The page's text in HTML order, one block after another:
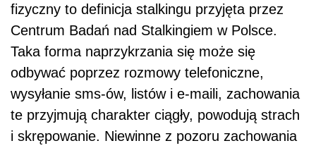
fizyczny to definicja stalkingu przyjęta przez
Centrum Badań nad Stalkingiem w Polsce.
Taka forma naprzykrzania się może się
odbywać poprzez rozmowy telefoniczne,
wysyłanie sms-ów, listów i e-maili, zachowania
te przyjmują charakter ciągły, powodują strach
i skrępowanie. Niewinne z pozoru zachowania